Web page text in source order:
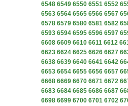
6548 6549 6550 6551 6552
6563 6564 6565 6566 6567
6578 6579 6580 6581 6582
6593 6594 6595 6596 6597
6608 6609 6610 6611 6612
6623 6624 6625 6626 6627
6638 6639 6640 6641 6642
6653 6654 6655 6656 6657
6668 6669 6670 6671 6672
6683 6684 6685 6686 6687
6698 6699 6700 6701 6702